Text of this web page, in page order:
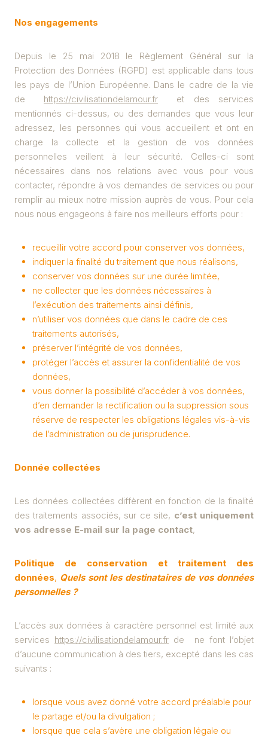
Nos engagements
Depuis le 25 mai 2018 le Règlement Général sur la
Protection des Données (RGPD) est applicable dans tous
les pays de l’Union Européenne. Dans le cadre de la vie
de https://civilisationdelamour.fr et des services
mentionnés ci-dessus, ou des demandes que vous leur
adressez, les personnes qui vous accueillent et ont en
charge la collecte et la gestion de vos données
personnelles veillent à leur sécurité. Celles-ci sont
nécessaires dans nos relations avec vous pour vous
contacter, répondre à vos demandes de services ou pour
remplir au mieux notre mission auprès de vous. Pour cela
nous nous engageons à faire nos meilleurs efforts pour :
recueillir votre accord pour conserver vos données,
indiquer la finalité du traitement que nous réalisons,
conserver vos données sur une durée limitée,
ne collecter que les données nécessaires à
l’exécution des traitements ainsi définis,
n’utiliser vos données que dans le cadre de ces
traitements autorisés,
préserver l’intégrité de vos données,
protéger l’accès et assurer la confidentialité de vos
données,
vous donner la possibilité d’accéder à vos données,
d’en demander la rectification ou la suppression sous
réserve de respecter les obligations légales vis-à-vis
de l’administration ou de jurisprudence.
Donnée collectées
Les données collectées diffèrent en fonction de la finalité
des traitements associés, sur ce site, c’est uniquement
vos adresse E-mail sur la page contact,
Politique de conservation et traitement des
données, Quels sont les destinataires de vos données
personnelles ?
L’accès aux données à caractère personnel est limité aux
services https://civilisationdelamour.fr de ne font l’objet
d’aucune communication à des tiers, excepté dans les cas
suivants :
lorsque vous avez donné votre accord préalable pour
le partage et/ou la divulgation ;
lorsque que cela s’avère une obligation légale ou